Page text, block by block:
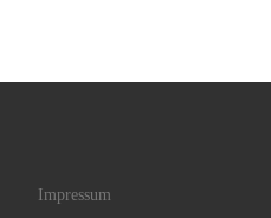
Impressum